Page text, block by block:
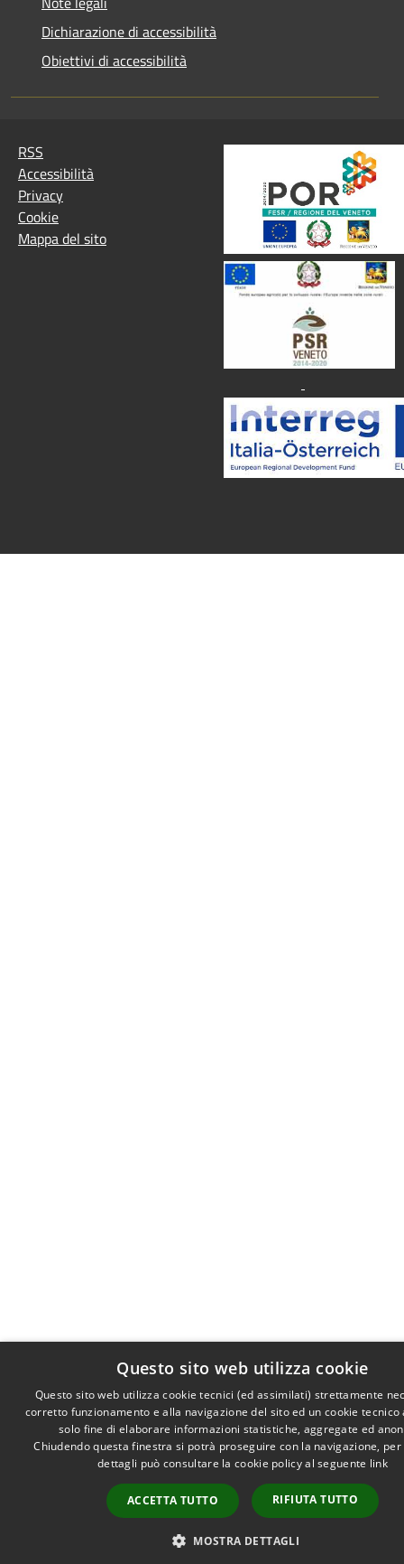
Dichiarazione di accessibilità
Obiettivi di accessibilità
RSS
Accessibilità
Privacy
Cookie
Mappa del sito
Questo sito web utilizza cookie
Questo sito web utilizza cookie tecnici (ed assimilati) strettamente
corretto funzionamento e alla navigazione del sito ed un cookie tecnico
solo fine di elaborare informazioni statistiche, aggregate ed
Chiudendo questa finestra si potrà proseguire con la navigazione,
dettagli può consultare la cookie policy al seguente link
ACCETTA TUTTO RIFIUTA TUTTO
MOSTRA DETTAGLI